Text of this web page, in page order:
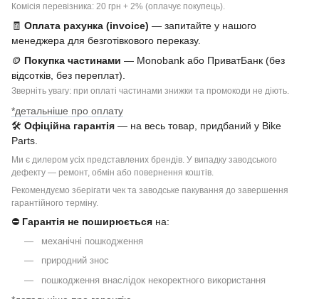
Комісія перевізника: 20 грн + 2% (оплачує покупець).
🧾 Оплата рахунка (invoice) — запитайте у нашого
менеджера для безготівкового переказу.
🪙 Покупка частинами — Monobank або ПриватБанк (без
відсотків, без переплат).
Зверніть увагу: при оплаті частинами знижки та промокоди не діють.
*детальніше про оплату
🛠 Офіційна гарантія — на весь товар, придбаний у Bike
Parts.
Ми є дилером усіх представлених брендів. У випадку заводського
дефекту — ремонт, обмін або повернення коштів.
Рекомендуємо зберігати чек та заводське пакування до завершення
гарантійного терміну.
⛔ Гарантія не поширюється на:
механічні пошкодження
природний знос
пошкодження внаслідок некоректного використання